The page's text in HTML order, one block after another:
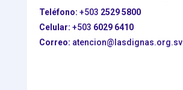
Teléfono: +503 2529 5800
Celular: +503 6029 6410
Correo: atencion@lasdignas.org.sv